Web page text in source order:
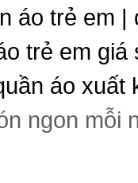
áo trẻ em
trẻ em
áo xuất
ngon mỗi